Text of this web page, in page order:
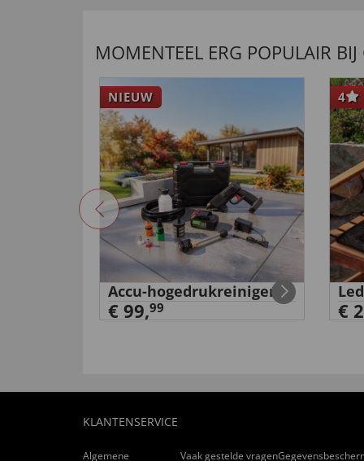
MOMENTEEL ERG POPULAIR
NIEUW
Accu-hogedrukreiniger
€ 99,99
4
€
KLANTENSERVICE
Algemene
Vaak gestelde vragen